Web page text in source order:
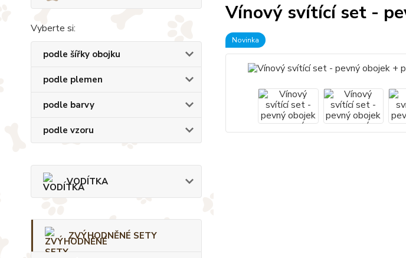
Vyberte si:
podle šířky obojku
podle plemen
podle barvy
podle vzoru
VODÍTKA
ZVÝHODNĚNÉ SETY
Vínový svítící set -
Novinka